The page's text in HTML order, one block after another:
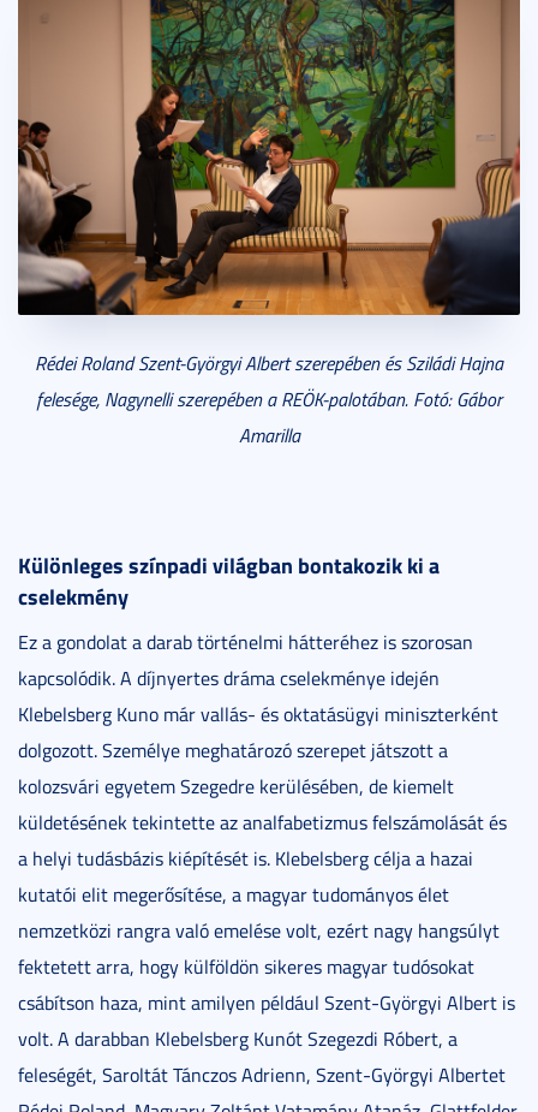
Rédei Roland Szent-Györgyi Albert szerepében és Sziládi Hajna
felesége, Nagynelli szerepében a REÖK-palotában. Fotó: Gábor
Amarilla
Különleges színpadi világban bontakozik ki a
cselekmény
Ez a gondolat a darab történelmi hátteréhez is szorosan
kapcsolódik. A díjnyertes dráma cselekménye idején
Klebelsberg Kuno már vallás- és oktatásügyi miniszterként
dolgozott. Személye meghatározó szerepet játszott a
kolozsvári egyetem Szegedre kerülésében, de kiemelt
küldetésének tekintette az analfabetizmus felszámolását és
a helyi tudásbázis kiépítését is. Klebelsberg célja a hazai
kutatói elit megerősítése, a magyar tudományos élet
nemzetközi rangra való emelése volt, ezért nagy hangsúlyt
fektetett arra, hogy külföldön sikeres magyar tudósokat
csábítson haza, mint amilyen például Szent-Györgyi Albert is
volt. A darabban Klebelsberg Kunót Szegezdi Róbert, a
feleségét, Saroltát Tánczos Adrienn, Szent-Györgyi Albertet